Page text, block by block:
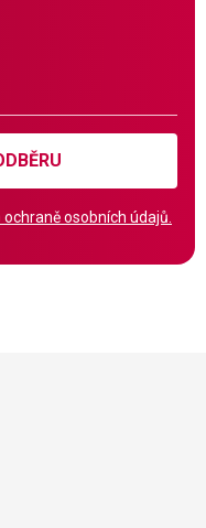
osobních údajů.